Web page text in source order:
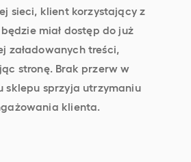
sieci, klient korzystający z
miał dostęp do już
załadowanych treści,
stronę. Brak przerw w
sklepu sprzyja utrzymaniu
klienta.